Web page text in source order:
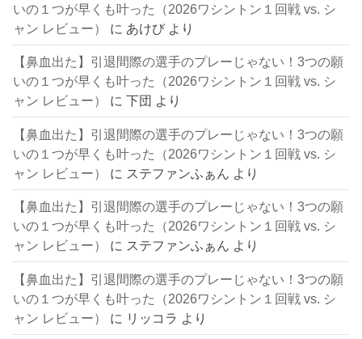
いの１つが早くも叶った（2026ワシントン１回戦 vs. シ
ャン レビュー）
に あけび より
【鼻血出た】引退間際の選手のプレーじゃない！3つの願
いの１つが早くも叶った（2026ワシントン１回戦 vs. シ
ャン レビュー）
に下団 より
【鼻血出た】引退間際の選手のプレーじゃない！3つの願
いの１つが早くも叶った（2026ワシントン１回戦 vs. シ
ャン レビュー）
に ステファンふぁん より
【鼻血出た】引退間際の選手のプレーじゃない！3つの願
いの１つが早くも叶った（2026ワシントン１回戦 vs. シ
ャン レビュー）
に ステファンふぁん より
【鼻血出た】引退間際の選手のプレーじゃない！3つの願
いの１つが早くも叶った（2026ワシントン１回戦 vs. シ
ャン レビュー）
に リッコラ より